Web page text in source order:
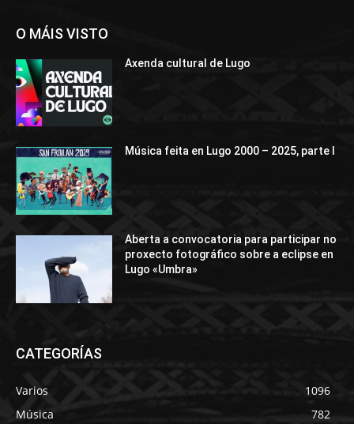
O MÁIS VISTO
Axenda cultural de Lugo
Música feita en Lugo 2000 – 2025, parte I
Aberta a convocatoria para participar no
proxecto fotográfico sobre a eclipse en
Lugo «Umbra»
CATEGORÍAS
Varios
1096
Música
782